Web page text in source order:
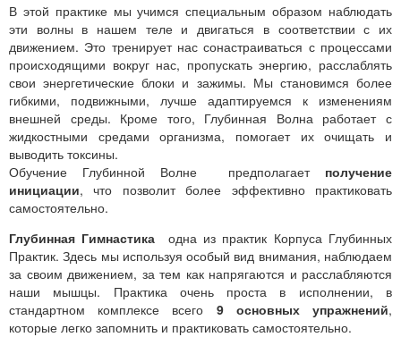
В этой практике мы учимся специальным образом наблюдать
эти волны в нашем теле и двигаться в соответствии с их
движением. Это тренирует нас сонастраиваться с процессами
происходящими вокруг нас, пропускать энергию, расслаблять
свои энергетические блоки и зажимы. Мы становимся более
гибкими, подвижными, лучше адаптируемся к изменениям
внешней среды. Кроме того, Глубинная Волна работает с
жидкостными средами организма, помогает их очищать и
выводить токсины.
Обучение Глубинной Волне предполагает получение
инициации, что позволит более эффективно практиковать
самостоятельно.
Глубинная Гимнастика
одна из практик Корпуса Глубинных
Практик. Здесь мы используя особый вид внимания, наблюдаем
за своим движением, за тем как напрягаются и расслабляются
наши мышцы. Практика очень проста в исполнении, в
стандартном комплексе всего 9 основных упражнений,
которые легко запомнить и практиковать самостоятельно.